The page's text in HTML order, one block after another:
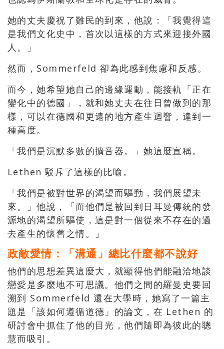
她的丈夫慶祝了難民的到來，他說：「我覺得這
是我們文化史中，首次以這樣的方式來迎接外國
人。」
然而，Sommerfeld 卻為此感到焦慮和反感。
而今，她希望她自己的邊緣運動，能接軌「正在
變化中的德國」，就和她丈夫在往日曾做到的那
樣，可以在德國和更遠的地方產生迴響，達到一
種高度。
「我們是沉默多數的擴音器。」她這麼宣稱。
Lethen 駁斥了這樣的比喻。
「我們是被對世界的渴望而驅動，我們展望未
來。」他說，「而他們是被回到日耳曼傳統的發
源地的渴望所驅使，這是對一個從來不存在的過
去產生的懷舊之情。」
政敵愛情：「溝通」總比什麼都不說好
他們的思想差異這麼大，就顯得他們能融洽地談
戀愛是多麼地不可思議。他們之間的羅曼史要回
溯到 Sommerfeld 還在大學時，她寫了一篇主
題是「該如何遵循道德」的論文，在 Lethen 的
研討會中抓住了他的目光，他們隨即為彼此的聰
慧而吸引。